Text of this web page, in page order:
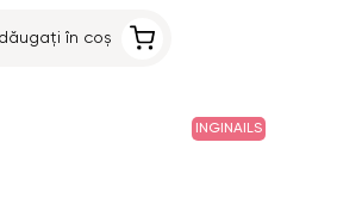
în coș
INGINAILS